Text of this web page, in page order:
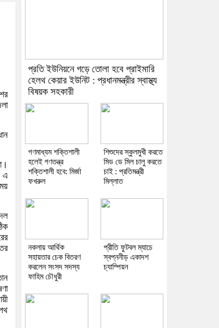
এ
প্রতি ইউনিয়নে গড়ে তোলা হবে প্রাইমারি
হেলথ কেয়ার ইউনিট : প্রধানমন্ত্রীর স্বাস্থ্য
বিষয়ক সহকারী
গণমাধ্যম শক্তিশালী
হলেই গণতন্ত্র
শক্তিশালী হবে: মির্জা
ফখরুল
শিশুদের স্কুলমুখী করতে
মিড ডে মিল চালু করতে
চাই : প্রতিমন্ত্রী
মিল্লাত
নকলায় আর্থিক
সহায়তার চেক বিতরণ
করলেন সংসদ সদস্য
ফাহিম চৌধুরী
প্রীতি ফুটবল ম্যাচে
স্বপ্ননীড় একাদশ
চ্যাম্পিয়ন